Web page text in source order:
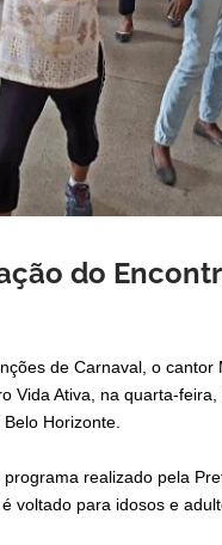
do
de Carnaval, o cantor
Vida Ativa, na quarta-
Horizonte.
realizado pela
voltado para idosos e